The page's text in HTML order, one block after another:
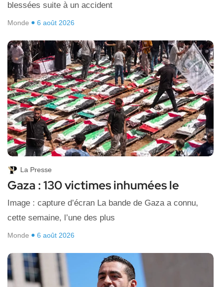
blessées suite à un accident
Monde 6 août 2026
La Presse
Gaza : 130 victimes inhumées le
Image : capture d’écran La bande de Gaza a connu,
cette semaine, l’une des plus
Monde 6 août 2026